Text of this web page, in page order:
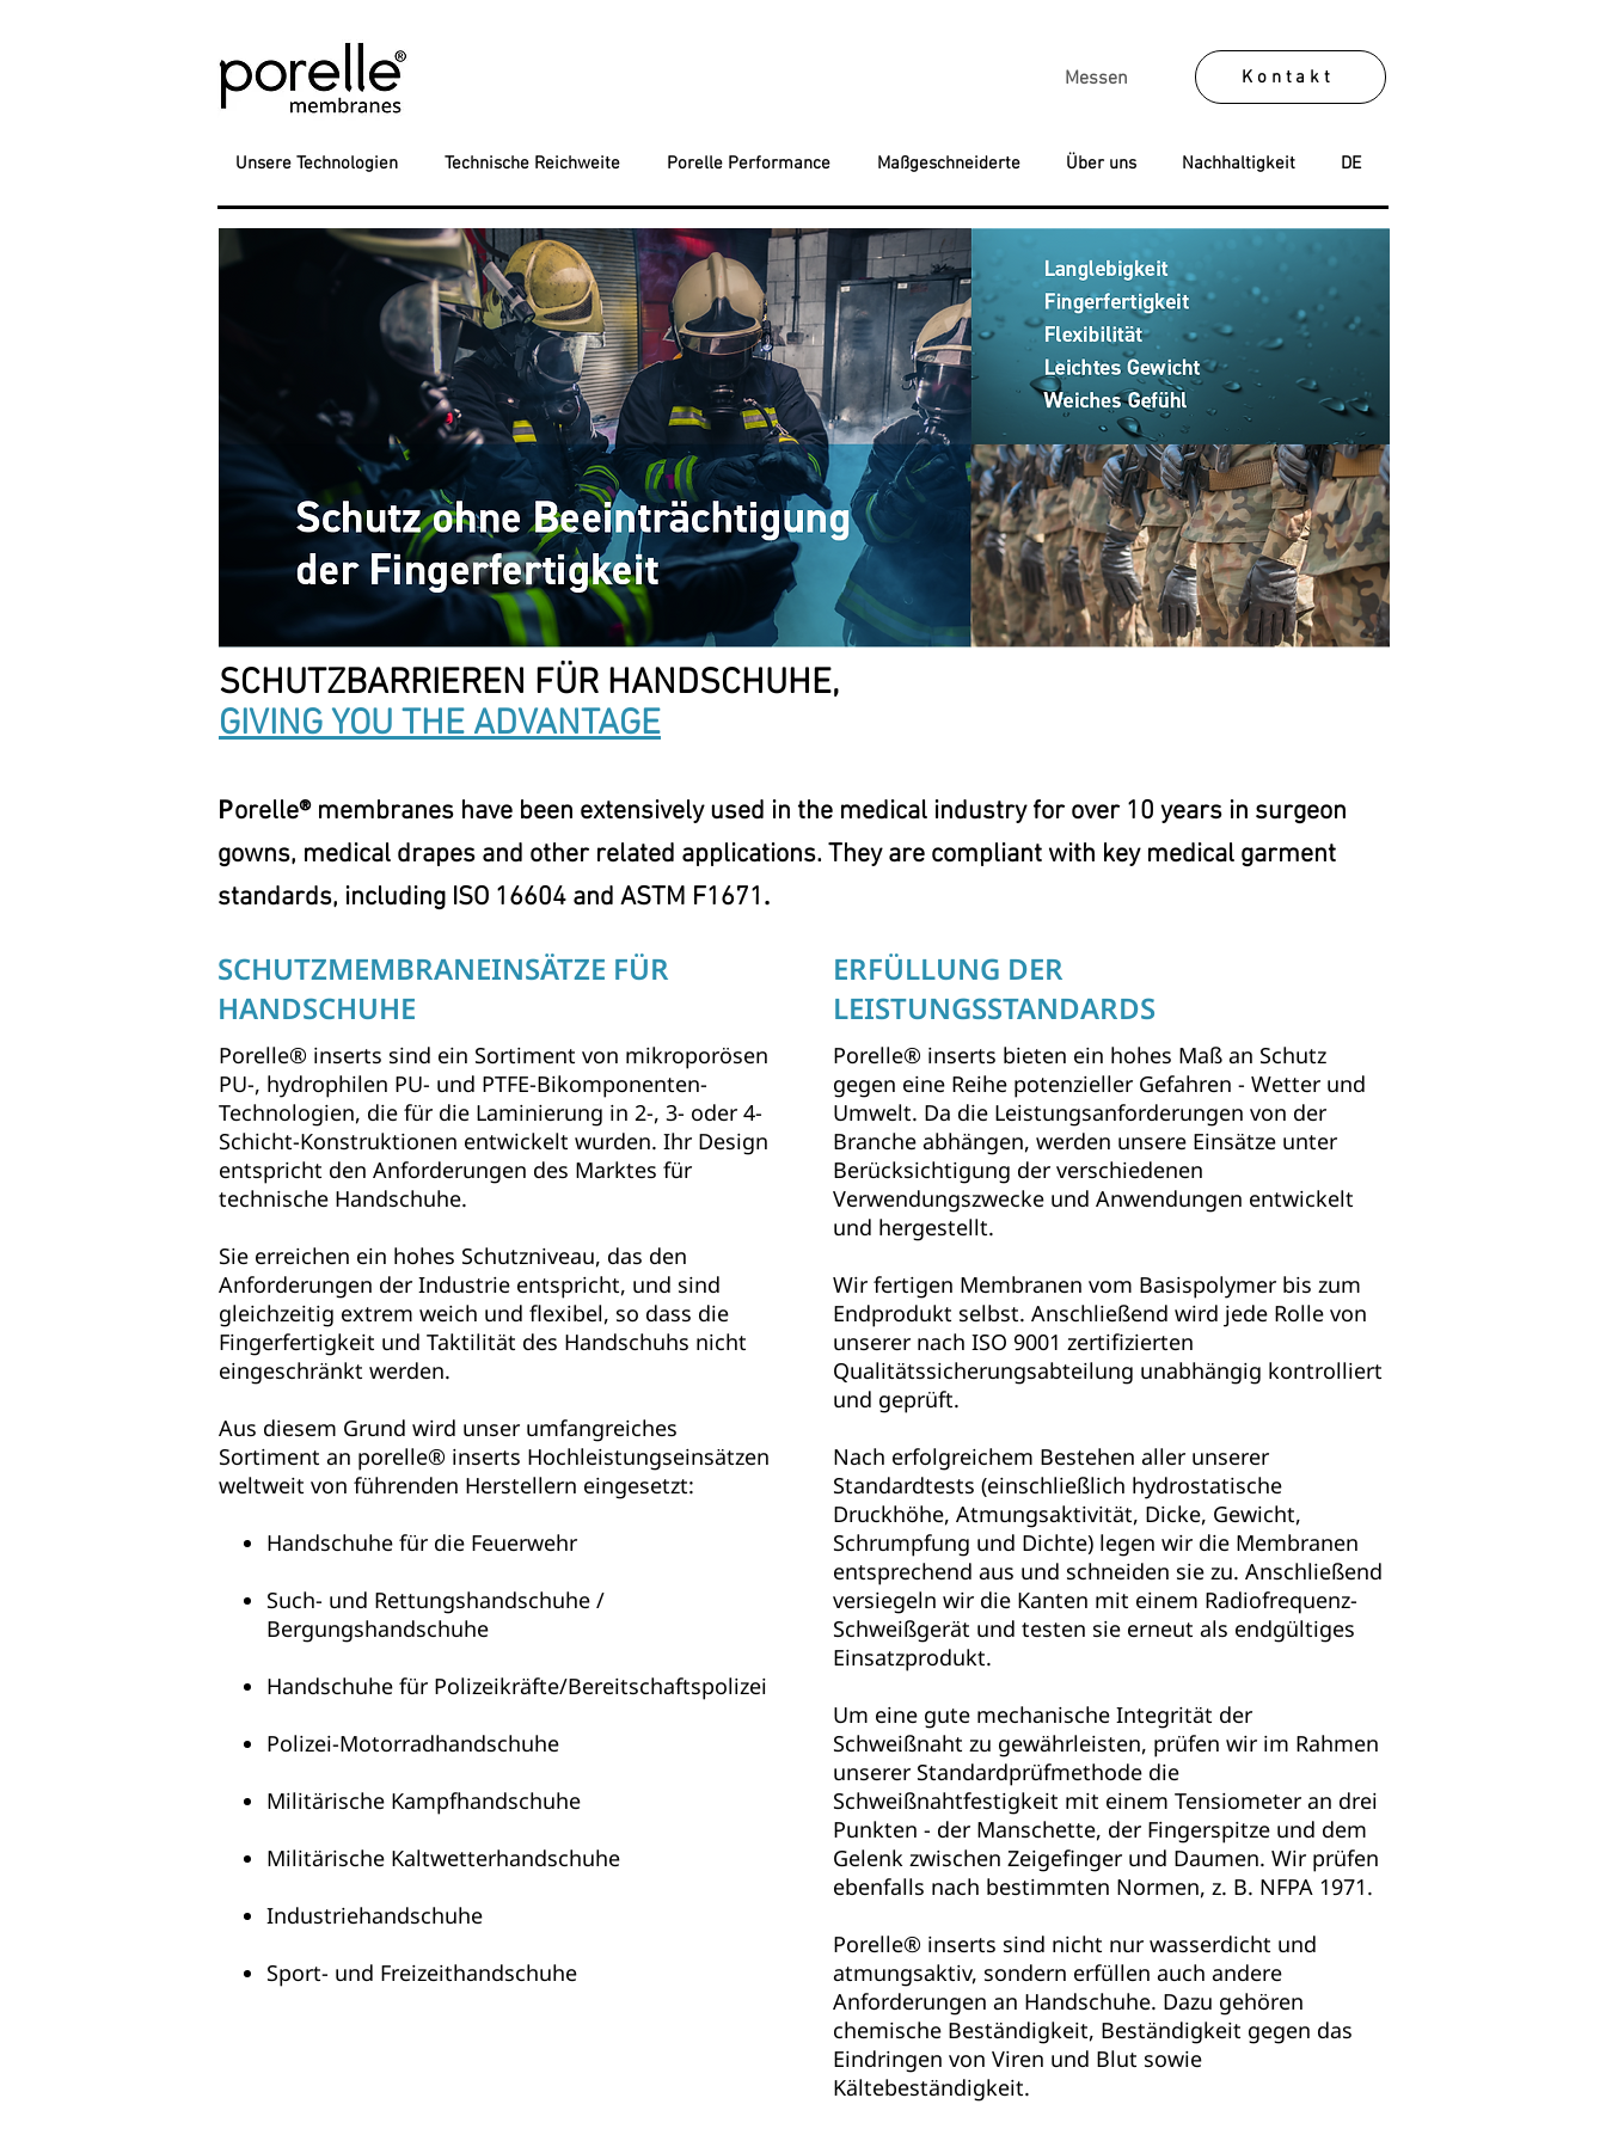
Messen Kontakt
Unsere Technologien Technische Reichweite Porelle Performance Maßgeschneiderte Über uns Nachhaltigkeit DE
SCHUTZBARRIEREN FÜR HANDSCHUHE,
GIVING YOU THE ADVANTAGE
Porelle® membranes have been extensively used in the medical industry for over 10 years in surgeon
gowns, medical drapes and other related applications. They are compliant with key medical garment
standards, including ISO 16604 and ASTM F1671.
SCHUTZMEMBRANEINSÄTZE FÜR
HANDSCHUHE
Porelle® inserts sind ein Sortiment von mikroporösen
PU-, hydrophilen PU- und PTFE-Bikomponenten-
Technologien, die für die Laminierung in 2-, 3- oder 4-
Schicht-Konstruktionen entwickelt wurden. Ihr Design
entspricht den Anforderungen des Marktes für
technische Handschuhe.
Sie erreichen ein hohes Schutzniveau, das den
Anforderungen der Industrie entspricht, und sind
gleichzeitig extrem weich und flexibel, so dass die
Fingerfertigkeit und Taktilität des Handschuhs nicht
eingeschränkt werden.
Aus diesem Grund wird unser umfangreiches
Sortiment an porelle® inserts Hochleistungseinsätzen
weltweit von führenden Herstellern eingesetzt:​
Handschuhe für die Feuerwehr
Such- und Rettungshandschuhe /
Bergungshandschuhe
Handschuhe für Polizeikräfte/Bereitschaftspolizei
Polizei-Motorradhandschuhe
Militärische Kampfhandschuhe
Militärische Kaltwetterhandschuhe
Industriehandschuhe
Sport- und Freizeithandschuhe
ERFÜLLUNG DER
LEISTUNGSSTANDARDS
Porelle® inserts bieten ein hohes Maß an Schutz
gegen eine Reihe potenzieller Gefahren - Wetter und
Umwelt. Da die Leistungsanforderungen von der
Branche abhängen, werden unsere Einsätze unter
Berücksichtigung der verschiedenen
Verwendungszwecke und Anwendungen entwickelt
und hergestellt.
Wir fertigen Membranen vom Basispolymer bis zum
Endprodukt selbst. Anschließend wird jede Rolle von
unserer nach ISO 9001 zertifizierten
Qualitätssicherungsabteilung unabhängig kontrolliert
und geprüft.
Nach erfolgreichem Bestehen aller unserer
Standardtests (einschließlich hydrostatische
Druckhöhe, Atmungsaktivität, Dicke, Gewicht,
Schrumpfung und Dichte) legen wir die Membranen
entsprechend aus und schneiden sie zu. Anschließend
versiegeln wir die Kanten mit einem Radiofrequenz-
Schweißgerät und testen sie erneut als endgültiges
Einsatzprodukt.
Um eine gute mechanische Integrität der
Schweißnaht zu gewährleisten, prüfen wir im Rahmen
unserer Standardprüfmethode die
Schweißnahtfestigkeit mit einem Tensiometer an drei
Punkten - der Manschette, der Fingerspitze und dem
Gelenk zwischen Zeigefinger und Daumen. Wir prüfen
ebenfalls nach bestimmten Normen, z. B. NFPA 1971.
Porelle® inserts sind nicht nur wasserdicht und
atmungsaktiv, sondern erfüllen auch andere
Anforderungen an Handschuhe. Dazu gehören
chemische Beständigkeit, Beständigkeit gegen das
Eindringen von Viren und Blut sowie
Kältebeständigkeit.